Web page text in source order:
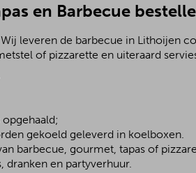
en Barbecue
leveren de barbecue in Lithoijen
of pizzarette en uiteraard
gekoeld geleverd in koelboxen.
barbecue, gourmet, tapas of
dranken en partyverhuur.